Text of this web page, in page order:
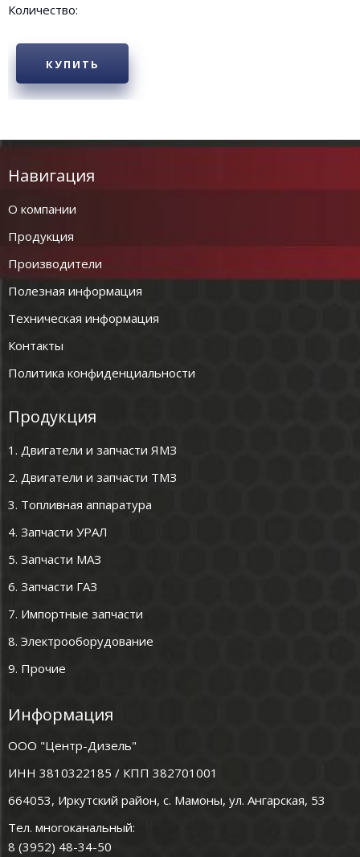
Количество:
КУПИТЬ
Навигация
О компании
Продукция
Производители
Полезная информация
Техническая информация
Контакты
Политика конфиденциальности
Продукция
1. Двигатели и запчасти ЯМЗ
2. Двигатели и запчасти ТМЗ
3. Топливная аппаратура
4. Запчасти УРАЛ
5. Запчасти МАЗ
6. Запчасти ГАЗ
7. Импортные запчасти
8. Электрооборудование
9. Прочие
Информация
ООО "Центр-Дизель"
ИНН 3810322185 / КПП 382701001
664053, Иркутский район, с. Мамоны, ул. Ангарская, 53
Тел. многоканальный:
8 (3952) 48-34-50